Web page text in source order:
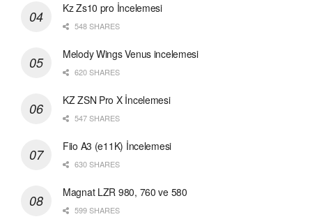
Kz Zs10 pro İncelemesi
548 SHARES
Melody Wings Venus incelemesi
620 SHARES
KZ ZSN Pro X İncelemesi
547 SHARES
Fiio A3 (e11K) İncelemesi
630 SHARES
Magnat LZR 980, 760 ve 580
599 SHARES